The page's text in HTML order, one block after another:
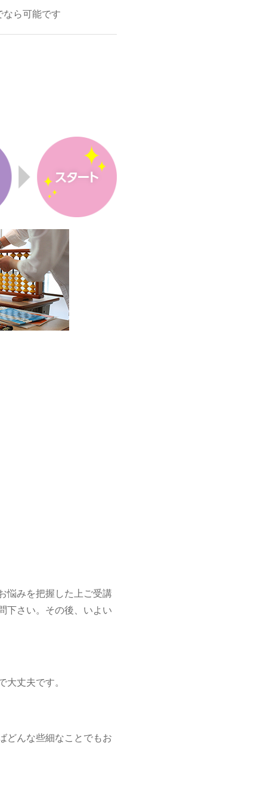
ら可能です
悩みを把握した上ご受講
下さい。その後、いよい
丈夫です。
どんな些細なことでもお